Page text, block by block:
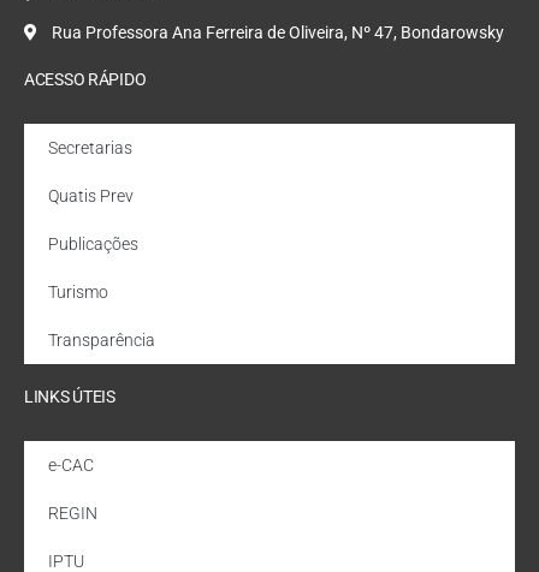
Rua Professora Ana Ferreira de Oliveira, Nº 47, Bondarowsky
ACESSO RÁPIDO
Secretarias
Quatis Prev
Publicações
Turismo
Transparência
LINKS ÚTEIS
e-CAC
REGIN
IPTU